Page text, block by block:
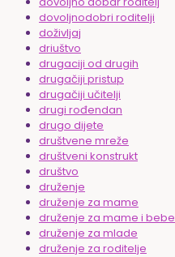
dovoljnodobri roditelji
doživljaj
driuštvo
drugaciji od drugih
drugačiji pristup
drugačiji učitelji
drugi rođendan
drugo dijete
društvene mreže
društveni konstrukt
društvo
druženje
druženje za mame
druženje za mame i bebe
druženje za mlade
druženje za roditelje